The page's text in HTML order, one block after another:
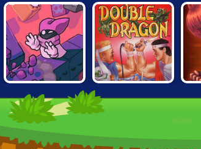
GRABANAKKI DOUBLE DRAGON